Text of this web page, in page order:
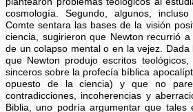
cosmología. Segundo, algunos,
Comte sentara las bases de la visión
ciencia, sugirieron que Newton recurrió
de un colapso mental o en la vejez.
que Newton produjo escritos
sinceros sobre la profecía bíblica
opuesto de la ciencia) y que no
contradicciones, incoherencias y
Biblia, uno podría argumentar que tales